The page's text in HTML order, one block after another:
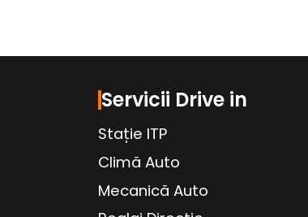
Servicii Drive in
Stație ITP
Climă Auto
Mecanică Auto